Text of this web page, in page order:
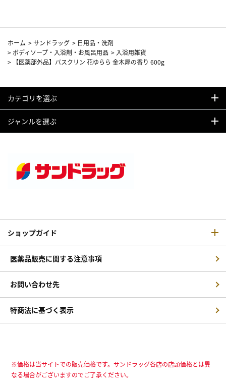
ホーム >サンドラッグ > 日用品・洗剤
> ボディソープ・入浴剤・お風呂用品 > 入浴用雑貨
>
【医薬部外品】バスクリン 花ゆらら 金木犀の香り 600g
カテゴリを選ぶ
ジャンルを選ぶ
ショップガイド
医薬品販売に関する注意事項
お問い合わせ先
特商法に基づく表示
※価格は当サイトでの販売価格です。サンドラッグ各店の店頭価格とは異
なる場合がございますのでご了承ください。